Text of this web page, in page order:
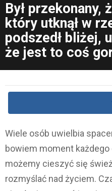
Był przekonany,
który utknął w
podszedł bliżej,
że jest to coś
Wiele osób uwielbia
bowiem moment
możemy cieszyć się
rozmyślać nad życiem.